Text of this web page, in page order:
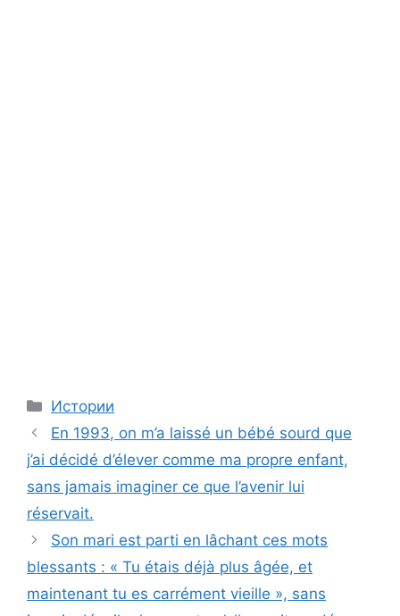
Categories
Истории
En 1993, on m’a laissé un bébé sourd que
j’ai décidé d’élever comme ma propre enfant,
sans jamais imaginer ce que l’avenir lui
réservait.
Son mari est parti en lâchant ces mots
blessants : « Tu étais déjà plus âgée, et
maintenant tu es carrément vieille », sans